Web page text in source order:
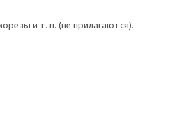
и т. п. (не прилагаются).